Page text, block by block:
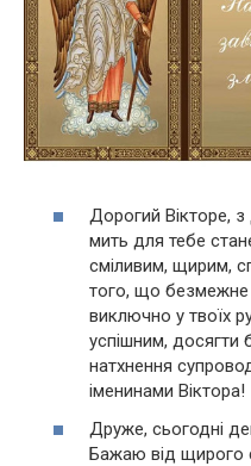
Дорогий Вікторе,
мить для тебе
сміливим, щирим,
того, що безмежне
виключно у твоїх
успішним, досягти
натхнення
іменинами Віктора!
Друже, сьогодні
Бажаю від щирого